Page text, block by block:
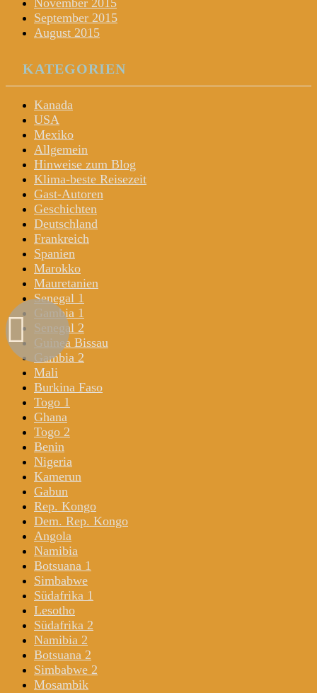
September 2015
August 2015
KATEGORIEN
Kanada
USA
Mexiko
Allgemein
Hinweise zum Blog
Klima-beste Reisezeit
Gast-Autoren
Geschichten
Deutschland
Frankreich
Spanien
Marokko
Mauretanien
Senegal 1
Gambia 1
Senegal 2
Guinea Bissau
Gambia 2
Mali
Burkina Faso
Togo 1
Ghana
Togo 2
Benin
Nigeria
Kamerun
Gabun
Rep. Kongo
Dem. Rep. Kongo
Angola
Namibia
Botsuana 1
Simbabwe
Südafrika 1
Lesotho
Südafrika 2
Namibia 2
Botsuana 2
Simbabwe 2
Mosambik